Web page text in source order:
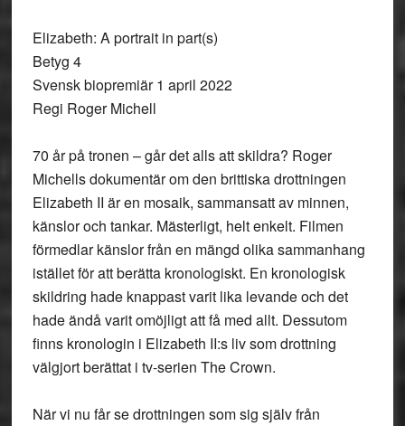
Elizabeth: A portrait in part(s)
Betyg 4
Svensk biopremiär 1 april 2022
Regi Roger Michell
70 år på tronen – går det alls att skildra? Roger
Michells dokumentär om den brittiska drottningen
Elizabeth II är en mosaik, sammansatt av minnen,
känslor och tankar. Mästerligt, helt enkelt. Filmen
förmedlar känslor från en mängd olika sammanhang
istället för att berätta kronologiskt. En kronologisk
skildring hade knappast varit lika levande och det
hade ändå varit omöjligt att få med allt. Dessutom
finns kronologin i Elizabeth II:s liv som drottning
välgjort berättat i tv-serien The Crown.
När vi nu får se drottningen som sig själv från